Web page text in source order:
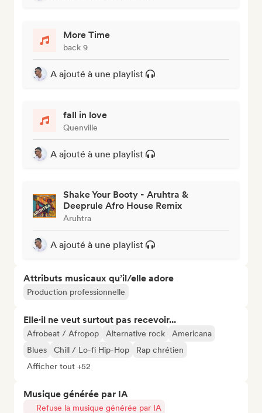
More Time
back 9
A ajouté à une playlist
fall in love
Quenville
A ajouté à une playlist
Shake Your Booty - Aruhtra &
Deeprule Afro House Remix
Aruhtra
A ajouté à une playlist
Attributs musicaux qu’il/elle adore
Production professionnelle
Elle·il ne veut surtout pas recevoir...
Afrobeat / Afropop Alternative rock
Americana
Blues
Chill / Lo-fi Hip-Hop
Rap chrétien
Afficher tout +52
Musique générée par IA
Refuse la musique générée par IA